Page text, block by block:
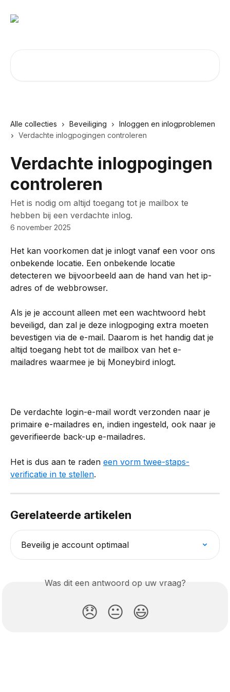
Alle collecties Beveiliging
Inloggen en inlogproblemen
Verdachte inlogpogingen controleren
Verdachte inlogpogingen
controleren
Het is nodig om altijd toegang tot je mailbox te
hebben bij een verdachte inlog.
6 november 2025
Het kan voorkomen dat je inlogt vanaf een voor ons
onbekende locatie. Een onbekende locatie
detecteren we bijvoorbeeld aan de hand van het ip-
adres of de webbrowser.
Als je je account alleen met een wachtwoord hebt
beveiligd, dan zal je deze inlogpoging extra moeten
bevestigen via de e-mail. Daarom is het handig dat je
altijd toegang hebt tot de mailbox van het e-
mailadres waarmee je bij Moneybird inlogt.
De verdachte login-e-mail wordt verzonden naar je
primaire e-mailadres en, indien ingesteld, ook naar je
geverifieerde back-up e-mailadres.
Het is dus aan te raden een vorm twee-staps-
verificatie in te stellen.
Gerelateerde artikelen
Beveilig je account optimaal
Was dit een antwoord op uw vraag?
😞 😐 😃